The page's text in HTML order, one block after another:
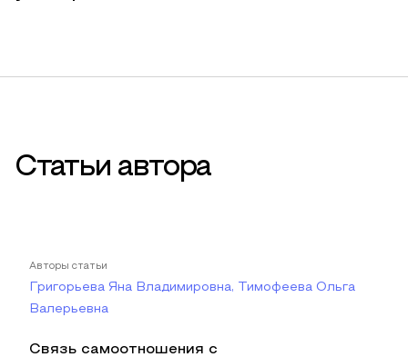
Статьи автора
Авторы статьи
Григорьева Яна Владимировна, Тимофеева Ольга
Валерьевна
Связь самоотношения с